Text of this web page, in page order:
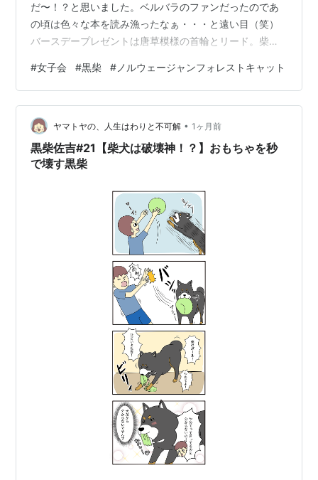
だ〜！？と思いました。ベルバラのファンだったのであ
の頃は色々な本を読み漁ったなぁ・・・と遠い目（笑）
バースデープレゼントは唐草模様の首輪とリード。柴っ
から宙ちゃんは紺色です。 唐草模様の首輪とリード 夕ご
飯はちょこっとご馳走を 🩷秒食は相変わらずなので例の
食器はマストです。 「くださーーーい！」 マトンのウェ
ットフードです。ウェットフードを食べ慣れていないか
ら、割と冷静だったかな？銀ちゃんの凄まじさがちょっ
ぴり懐かしい 😅 遡っての３日前、まるで宙ち…
#女子会 #黒柴 #ノルウェージャンフォレストキャット
ヤマトヤの、人生はわりと不可解 • 1ヶ月前
黒柴佐吉#21【柴犬は破壊神！？】おもちゃを秒
で壊す黒柴